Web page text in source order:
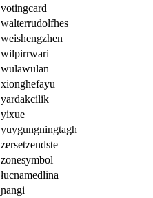
votingcard
walterrudolfhes
weishengzhen
wilpirrwari
wulawulan
xionghefayu
yardakcilik
yixue
yuygungningtagh
zersetzendste
zonesymbol
łucnamedlina
ɲangi